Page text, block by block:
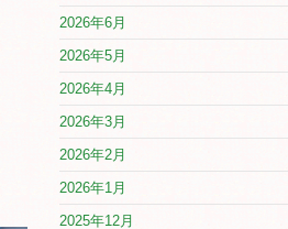
2026年6月
2026年5月
2026年4月
2026年3月
2026年2月
2026年1月
2025年12月